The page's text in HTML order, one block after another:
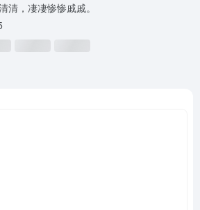
清，凄凄惨惨戚戚。